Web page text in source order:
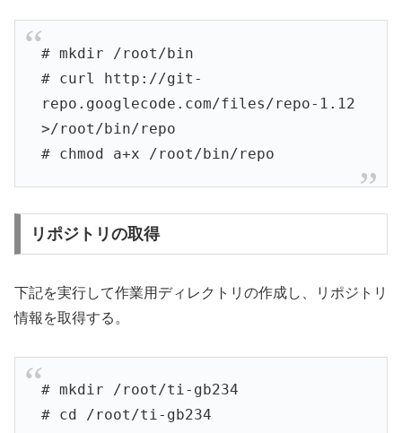
# mkdir /root/bin
# curl http://git-
repo.googlecode.com/files/repo-1.12
>/root/bin/repo
# chmod a+x /root/bin/repo
リポジトリの取得
下記を実行して作業用ディレクトリの作成し、リポジトリ
情報を取得する。
# mkdir /root/ti-gb234
# cd /root/ti-gb234